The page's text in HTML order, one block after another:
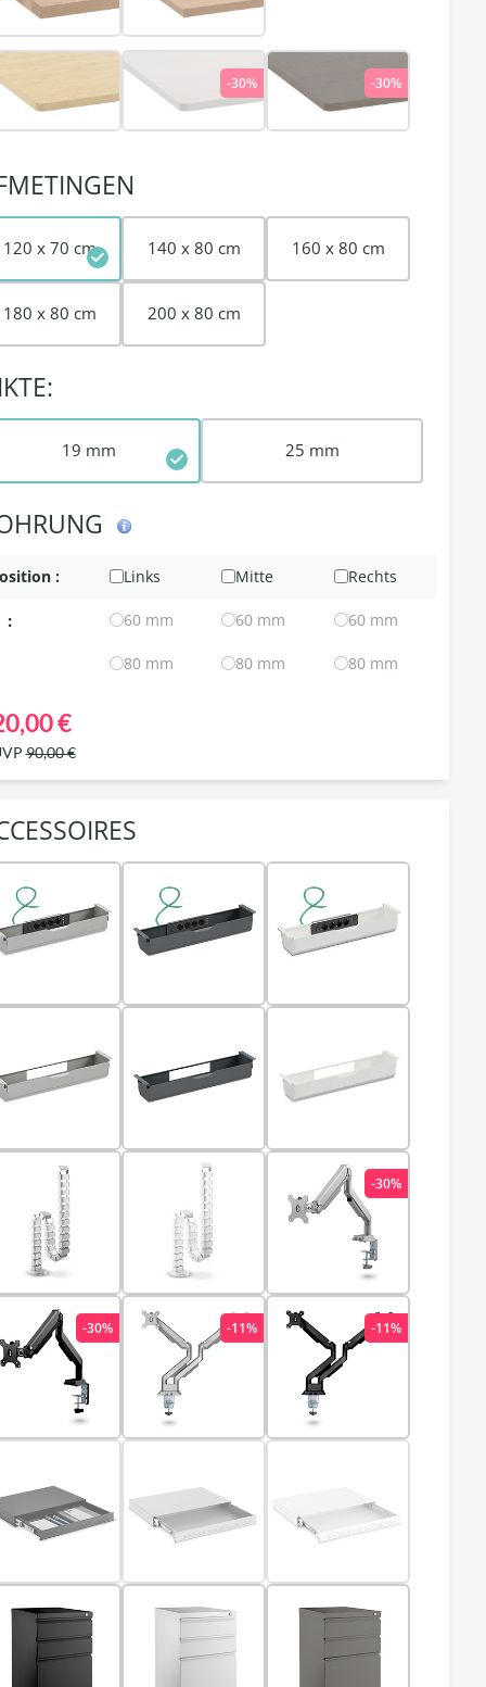
-30% -30%
120 x 70 cm 140 x 80 cm 160 x 80 cm
180 x 80 cm 200 x 80 cm
19 mm 25 mm
: Links Mitte Rechts
60 mm 60 mm 60 mm
80 mm 80 mm 80 mm
€
90,00 €
-30%
-30% -11% -11%